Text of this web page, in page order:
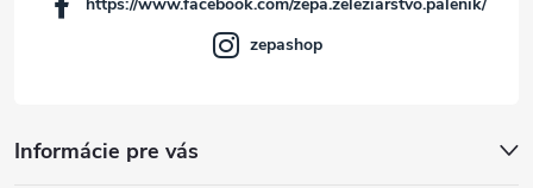
Informácie pre vás
zepashop